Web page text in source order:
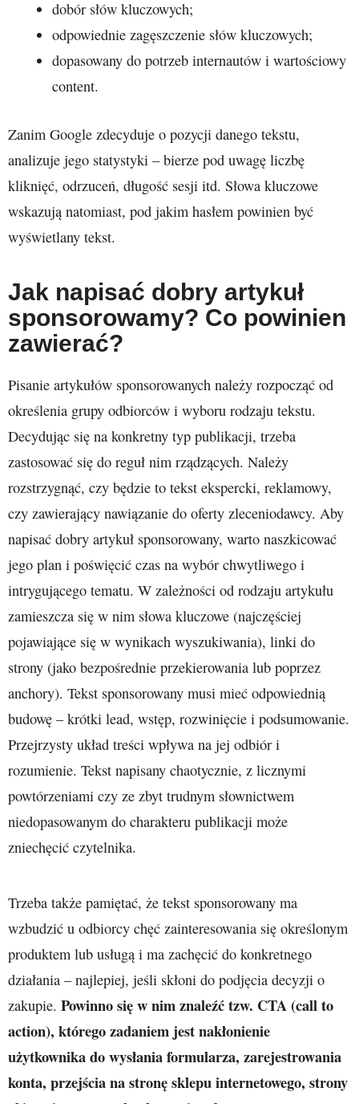
dobór słów kluczowych;
odpowiednie zagęszczenie słów kluczowych;
dopasowany do potrzeb internautów i wartościowy
content.
Zanim Google zdecyduje o pozycji danego tekstu,
analizuje jego statystyki – bierze pod uwagę liczbę
kliknięć, odrzuceń, długość sesji itd. Słowa kluczowe
wskazują natomiast, pod jakim hasłem powinien być
wyświetlany tekst.
Jak napisać dobry artykuł
sponsorowamy? Co powinien
zawierać?
Pisanie artykułów sponsorowanych należy rozpocząć od
określenia grupy odbiorców i wyboru rodzaju tekstu.
Decydując się na konkretny typ publikacji, trzeba
zastosować się do reguł nim rządzących. Należy
rozstrzygnąć, czy będzie to tekst ekspercki, reklamowy,
czy zawierający nawiązanie do oferty zleceniodawcy. Aby
napisać dobry artykuł sponsorowany, warto naszkicować
jego plan i poświęcić czas na wybór chwytliwego i
intrygującego tematu. W zależności od rodzaju artykułu
zamieszcza się w nim słowa kluczowe (najczęściej
pojawiające się w wynikach wyszukiwania), linki do
strony (jako bezpośrednie przekierowania lub poprzez
anchory). Tekst sponsorowany musi mieć odpowiednią
budowę – krótki lead, wstęp, rozwinięcie i podsumowanie.
Przejrzysty układ treści wpływa na jej odbiór i
rozumienie. Tekst napisany chaotycznie, z licznymi
powtórzeniami czy ze zbyt trudnym słownictwem
niedopasowanym do charakteru publikacji może
zniechęcić czytelnika.
Trzeba także pamiętać, że tekst sponsorowany ma
wzbudzić u odbiorcy chęć zainteresowania się określonym
produktem lub usługą i ma zachęcić do konkretnego
działania – najlepiej, jeśli skłoni do podjęcia decyzji o
zakupie. Powinno się w nim znaleźć tzw. CTA (call to
action), którego zadaniem jest nakłonienie
użytkownika do wysłania formularza, zarejestrowania
konta, przejścia na stronę sklepu internetowego, strony